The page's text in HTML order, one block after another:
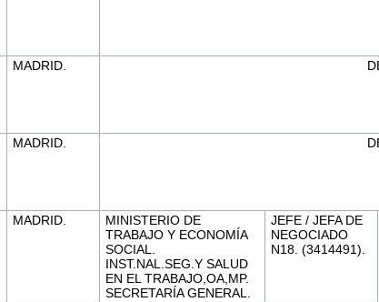
MADRID.
MADRID.
MADRID.
MINISTERIO DE
TRABAJO Y ECONOMÍA
SOCIAL.
INST.NAL.SEG.Y SALUD
EN EL TRABAJO,OA,MP.
SECRETARÍA GENERAL.
JEFE / JEFA DE
NEGOCIADO
N18. (3414491).